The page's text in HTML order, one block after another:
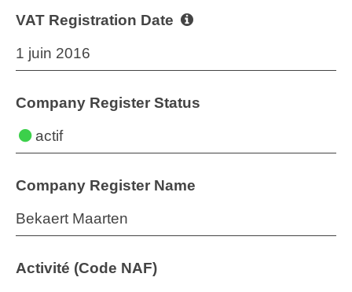
VAT Registration Date
1 juin 2016
Company Register Status
actif
Company Register Name
Bekaert Maarten
Activité (Code NAF)